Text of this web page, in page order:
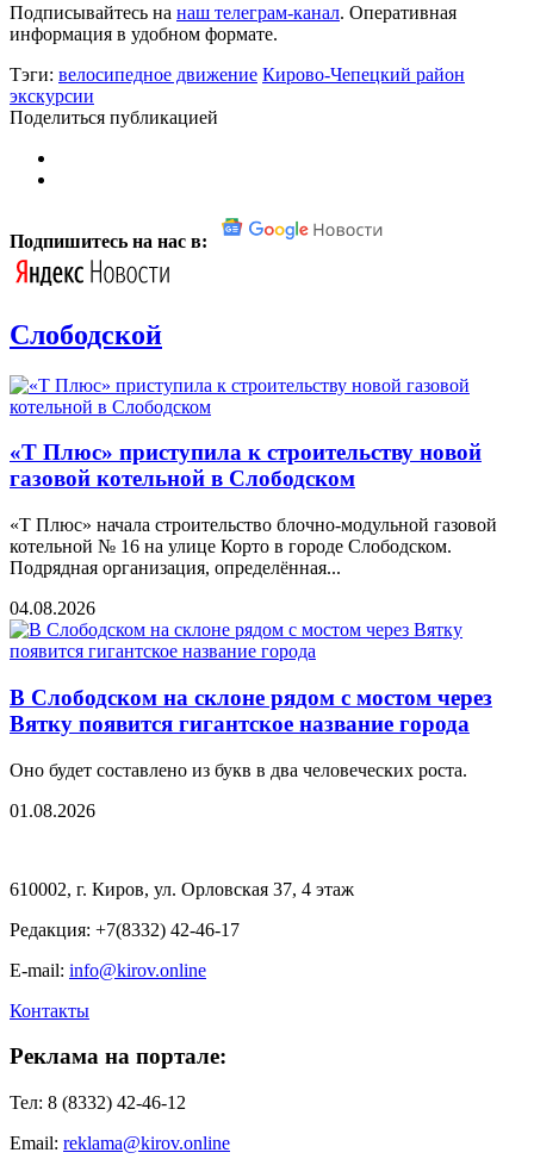
Подписывайтесь на наш телеграм-канал. Оперативная
информация в удобном формате.
Тэги: велосипедное движение Кирово-Чепецкий район
экскурсии
Поделиться публикацией
Подпишитесь на нас в:
Слободской
«Т Плюс» приступила к строительству новой
газовой котельной в Слободском
«Т Плюс» начала строительство блочно-модульной газовой
котельной № 16 на улице Корто в городе Слободском.
Подрядная организация, определённая...
04.08.2026
В Слободском на склоне рядом с мостом через
Вятку появится гигантское название города
Оно будет составлено из букв в два человеческих роста.
01.08.2026
610002, г. Киров, ул. Орловская 37, 4 этаж
Редакция: +7(8332) 42-46-17
E-mail: info@kirov.online
Контакты
Реклама на портале:
Тел: 8 (8332) 42-46-12
Email: reklama@kirov.online